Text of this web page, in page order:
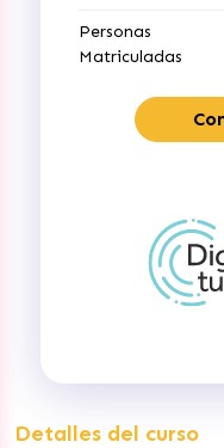
Personas
Matriculadas
Detalles del curso